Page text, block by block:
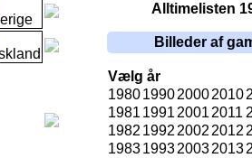
Alltimelisten
Billeder af
Vælg år
1980199020002010
1981 1991 2001 2011
1982 1992 2002 2012
1983199320032013